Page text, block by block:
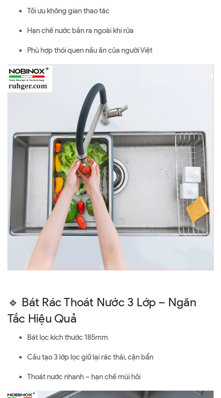
Tối ưu không gian thao tác
Hạn chế nước bắn ra ngoài khi rửa
Phù hợp thói quen nấu ăn của người Việt
🔹 Bát Rác Thoát Nước 3 Lớp – Ngăn
Tắc Hiệu Quả
Bát lọc kích thước 185mm
Cấu tạo 3 lớp lọc giữ lại rác thải, cặn bẩn
Thoát nước nhanh – hạn chế mùi hôi